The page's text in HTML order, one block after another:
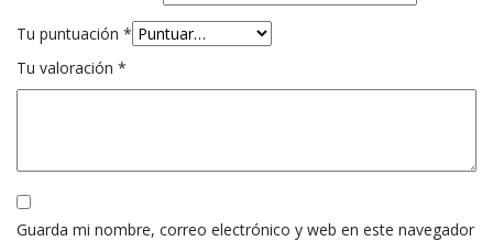
Tu puntuación *
Tu valoración *
Guarda mi nombre, correo electrónico y web en este navegador